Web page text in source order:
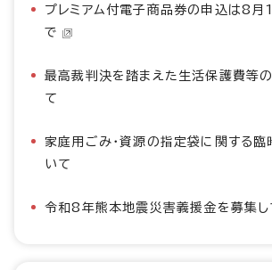
プレミアム付電子商品券の申込は8月
で
最高裁判決を踏まえた生活保護費等
て
家庭用ごみ・資源の指定袋に関する
いて
令和8年熊本地震災害義援金を募集し